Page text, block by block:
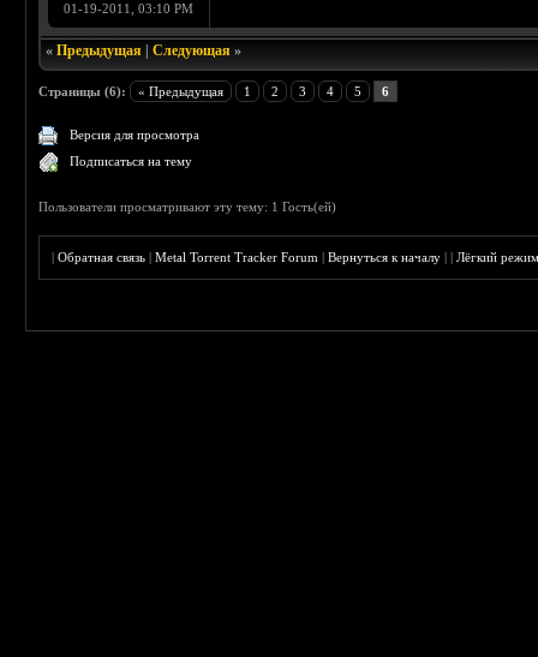
01-19-2011, 03:10 PM
«Предыдущая |Следующая »
Страницы (6): « Предыдущая 1 2 3 4 5 6
Версия для просмотра
Подписаться на тему
Пользователи просматривают эту тему: 1 Гость(ей)
|Обратная связь |Metal Torrent Tracker Forum |Вернуться к началу ||Лёгкий